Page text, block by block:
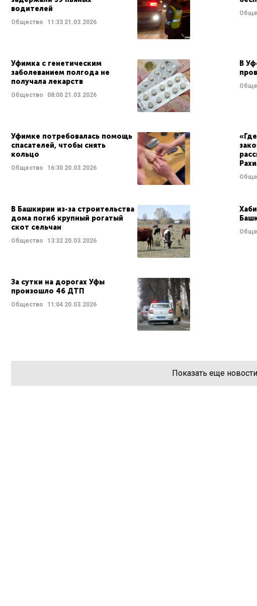
водителей
Общество 11:33 21.03.2026
Уфимка с генетическим
заболеванием полгода не
получала лекарств
Общество 08:00 21.03.2026
В
Уфимке потребовалась помощь
спасателей, чтобы снять
кольцо
Общество 16:30 20.03.2026
В Башкирии из-за строительства
дома погиб крупный рогатый
скот сельчан
Общество 13:32 20.03.2026
За сутки на дорогах Уфы
произошло 46 ДТП
Общество 11:04 20.03.2026
Показать еще новости